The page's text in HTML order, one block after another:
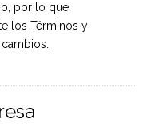
por lo que
los Términos y